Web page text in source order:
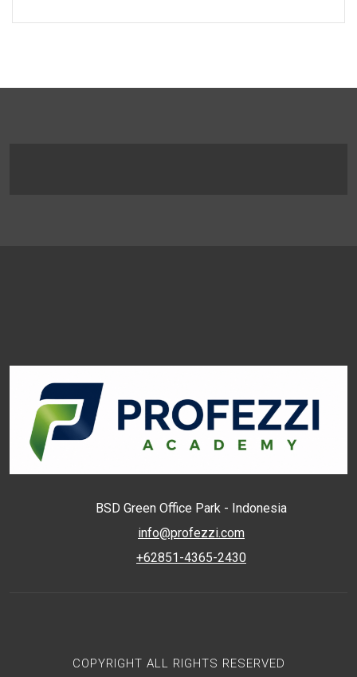
BSD Green Office Park - Indonesia
info@profezzi.com
+62851-4365-2430
COPYRIGHT ALL RIGHTS RESERVED